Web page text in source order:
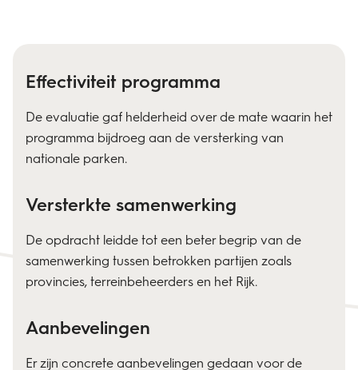
Effectiviteit programma
De evaluatie gaf helderheid over de mate waarin het
programma bijdroeg aan de versterking van
nationale parken.
Versterkte samenwerking
De opdracht leidde tot een beter begrip van de
samenwerking tussen betrokken partijen zoals
provincies, terreinbeheerders en het Rijk.
Aanbevelingen
Er zijn concrete aanbevelingen gedaan voor de